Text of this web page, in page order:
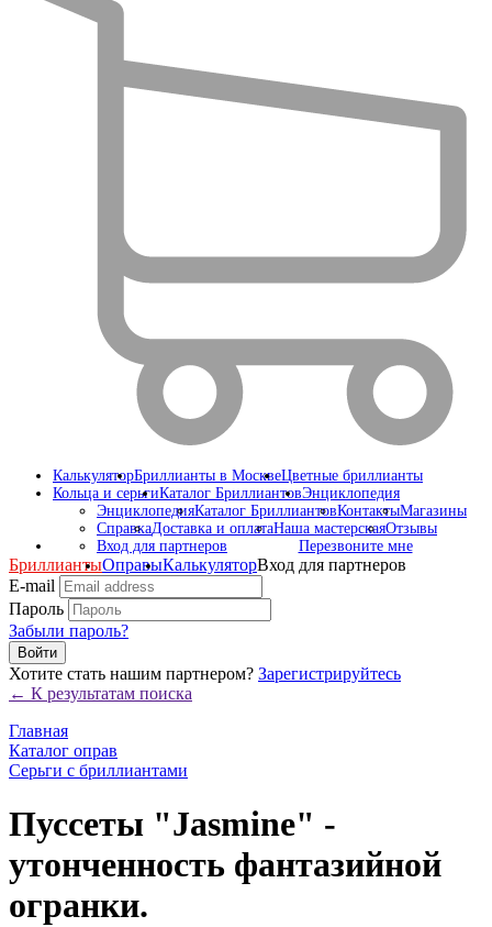
КалькуляторБриллианты в МосквеЦветные бриллианты
Кольца и серьгиКаталог БриллиантовЭнциклопедия
ЭнциклопедияКаталог БриллиантовКонтактыМагазины
СправкаДоставка и оплатаНаша мастерскаяОтзывы
Вход для партнеров
Перезвоните мне
БриллиантыОправыКалькуляторВход для партнеров
E-mail
Пароль
Забыли пароль?
Войти
Хотите стать нашим партнером? Зарегистрируйтесь
← К результатам поиска
Главная
Каталог оправ
Серьги с бриллиантами
Пуссеты "Jasmine" -
утонченность фантазийной
огранки.